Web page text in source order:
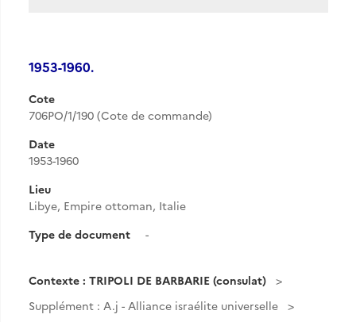
1953-1960.
Cote
706PO/1/190 (Cote de commande)
Date
1953-1960
Lieu
Libye, Empire ottoman, Italie
Type de document
-
Contexte : TRIPOLI DE BARBARIE (consulat)
Supplément : A.j - Alliance israélite universelle